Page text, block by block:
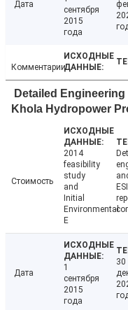
Дата
сентября
2015
года
Комментарии
Detailed
Khola Hydropower
Стоимость
2014
feasibility
study
and
Initial
Environmental
E
Дата
1
сентября
2015
года
30